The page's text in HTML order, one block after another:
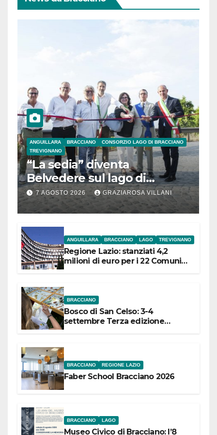
ANGUILLARA BRACCIANO
CONSORZIO LAGO DI BRACCIANO
TREVIGNANO
“La sedia” diventa
Belvedere sul lago di
Bracciano: ieri
l’inaugurazione
7 AGOSTO 2026 GRAZIAROSA VILLANI
ANGUILLARA BRACCIANO LAGO TREVIGNANO
Regione Lazio: stanziati 4,2
milioni di euro per i 22 Comuni
BRACCIANO
Bosco di San Celso: 3-4
settembre Terza edizione
BRACCIANO REGIONE LAZIO
Faber School Bracciano 2026
BRACCIANO LAGO
Museo Civico di Bracciano: l’8